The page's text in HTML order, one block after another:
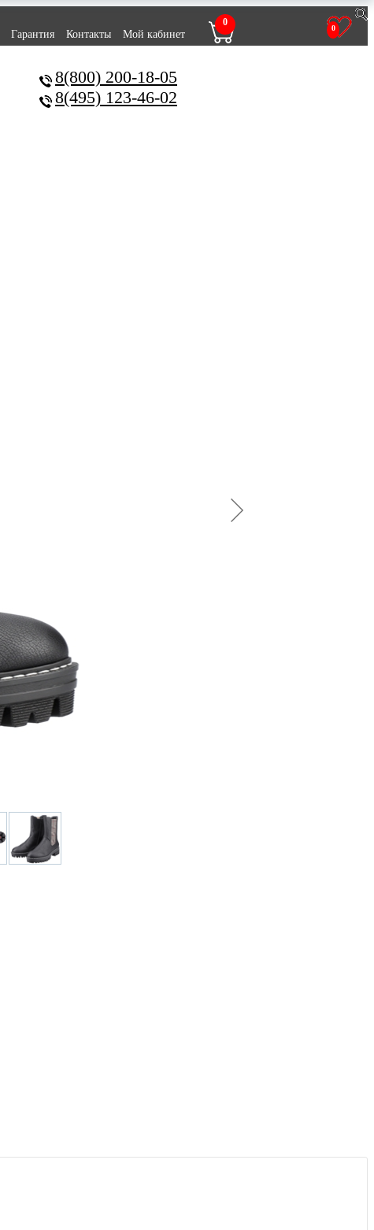
0
0
Гарантия Контакты Мой кабинет
8(800) 200-18-05
8(495) 123-46-02